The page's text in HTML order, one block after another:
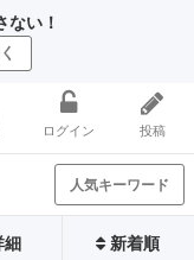
ない！
ログイン 投稿
人気キーワード
細 新着順